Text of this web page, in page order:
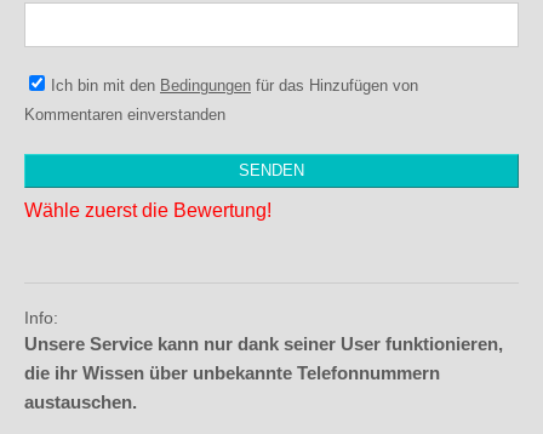
Ich bin mit den Bedingungen für das Hinzufügen von
Kommentaren einverstanden
Wähle zuerst die Bewertung!
Info:
Unsere Service kann nur dank seiner User funktionieren,
die ihr Wissen über unbekannte Telefonnummern
austauschen.